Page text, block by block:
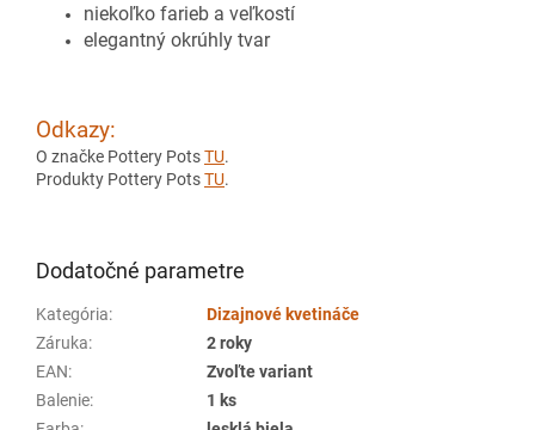
niekoľko farieb a veľkostí
elegantný okrúhly tvar
Odkazy:
O značke Pottery PotsTU.
Produkty Pottery PotsTU.
Dodatočné parametre
Kategória:
Dizajnové kvetináče
Záruka:
2 roky
EAN:
Zvoľte variant
Balenie:
1 ks